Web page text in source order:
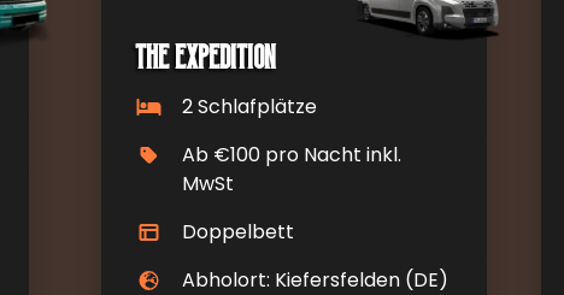
The Expedition
2 Schlafplätze
Ab €100 pro Nacht inkl.
MwSt
Doppelbett
Abholort: Kiefersfelden (DE)